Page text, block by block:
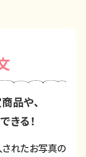
品や、
きる！
されたお写真の